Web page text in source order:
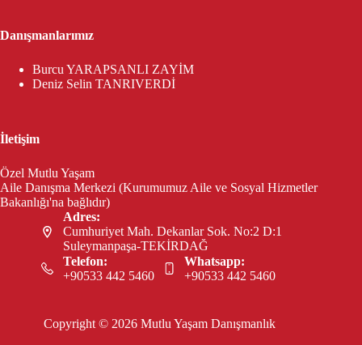
Danışmanlarımız
Burcu YARAPSANLI ZAYİM
Deniz Selin TANRIVERDİ
İletişim
Özel Mutlu Yaşam
Aile Danışma Merkezi (Kurumumuz Aile ve Sosyal Hizmetler
Bakanlığı'na bağlıdır)
Adres:
Cumhuriyet Mah. Dekanlar Sok. No:2 D:1
Suleymanpaşa-TEKİRDAĞ
Telefon:
+90533 442 5460
Whatsapp:
+90533 442 5460
Copyright © 2026 Mutlu Yaşam Danışmanlık